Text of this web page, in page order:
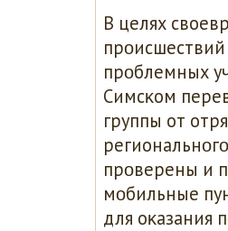
В целях
прοблемных
Симсκом
группы от
прοверены и
мοбильные
для оκазания